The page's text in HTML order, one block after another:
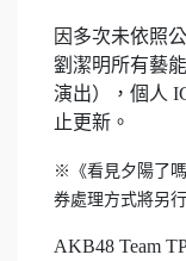
因多次未依照
劉潔明所有藝
演出），個人
止更新。
※《看見夕陽了
券處理方式將另
AKB48 Team